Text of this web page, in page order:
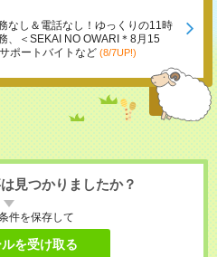
なし＆電話なし！ゆっくりの11時
、＜SEKAI NO OWARI＊8月15
ポートバイトなど (8/7UP!)
見つかりましたか？
件を保存して
を受け取る